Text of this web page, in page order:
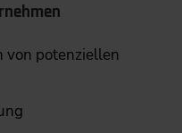
von potenziellen